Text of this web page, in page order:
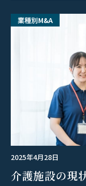
業種別M&A
2025年4月28日
介護施設の現